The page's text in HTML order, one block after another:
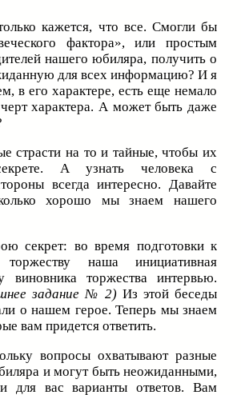
кажется, что все. Смогли бы
фактора», или простым
нашего юбиляра, получить о
для всех информацию? И я
в его характере, есть еще немало
характера. А может быть даже
страсти на то и тайные, чтобы их
А узнать человека с
всегда интересно. Давайте
хорошо мы знаем нашего
секрет: во время подготовки к
торжеству наша инициативная
виновника торжества интервью.
задание № 2) Из этой беседы
о нашем герое. Теперь мы знаем
вам придется ответить.
вопросы охватывают разные
и могут быть неожиданными,
для вас варианты ответов. Вам